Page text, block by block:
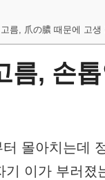
름, 爪の膿 때문에 고
름, 손
몰아치는데
이가 부러